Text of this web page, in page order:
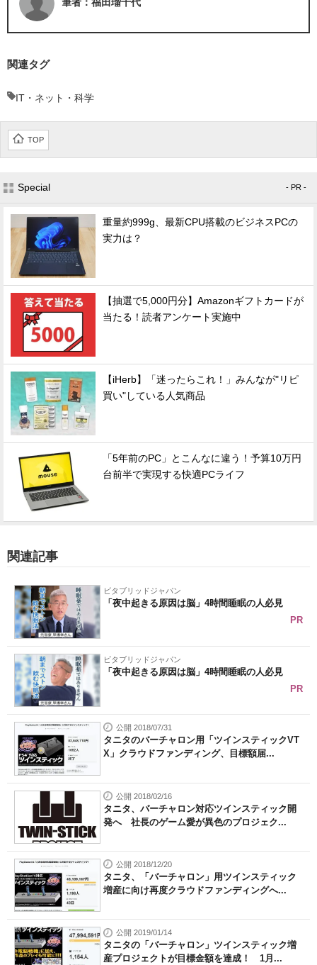
関連タグ
IT・ネット・科学
TOP
Special - PR -
重量約999g、最新CPU搭載のビジネスPCの
実力は？
【抽選で5,000円分】Amazonギフトカードが
当たる！読者アンケート実施中
【iHerb】「迷ったらこれ！」みんなが"リピ
買い"している人気商品
「5年前のPC」とこんなに違う！予算10万円
台前半で実現する快適PCライフ
関連記事
ビタブリッドジャパン
「夜中起きる原因は脳」4時間睡眠の人必見
PR
ビタブリッドジャパン
「夜中起きる原因は脳」4時間睡眠の人必見
PR
公開 2018/07/31
タニタのバーチャロン用「ツインスティックVT
X」クラウドファンディング、目標額届...
公開 2018/02/16
タニタ、バーチャロン対応ツインスティック開
発へ 社長のゲーム愛が異色のプロジェク...
公開 2018/12/20
タニタ、「バーチャロン」用ツインスティック
増産に向け再度クラウドファンディングへ...
公開 2019/01/14
タニタの「バーチャロン」ツインスティック増
産プロジェクトが目標金額を達成！ 1月...